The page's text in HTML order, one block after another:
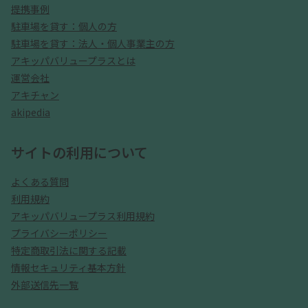
提携事例
駐車場を貸す：個人の方
駐車場を貸す：法人・個人事業主の方
アキッパバリュープラスとは
運営会社
アキチャン
akipedia
サイトの利用について
よくある質問
利用規約
アキッパバリュープラス利用規約
プライバシーポリシー
特定商取引法に関する記載
情報セキュリティ基本方針
外部送信先一覧